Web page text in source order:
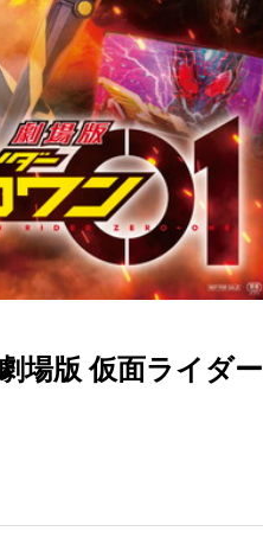
場版 仮面ライダー